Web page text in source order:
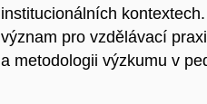
institucionálních
význam pro vzdělávací
a metodologii výzkumu v